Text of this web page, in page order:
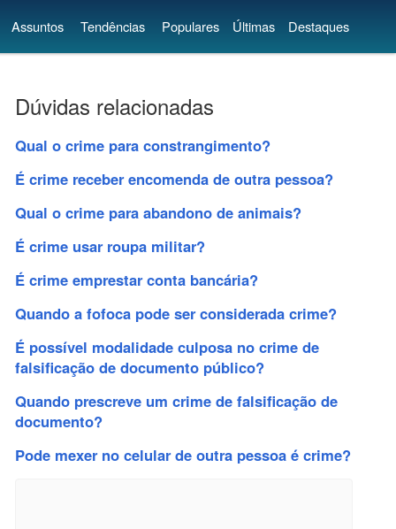
Assuntos Tendências Populares Últimas Destaques
Dúvidas relacionadas
Qual o crime para constrangimento?
É crime receber encomenda de outra pessoa?
Qual o crime para abandono de animais?
É crime usar roupa militar?
É crime emprestar conta bancária?
Quando a fofoca pode ser considerada crime?
É possível modalidade culposa no crime de
falsificação de documento público?
Quando prescreve um crime de falsificação de
documento?
Pode mexer no celular de outra pessoa é crime?